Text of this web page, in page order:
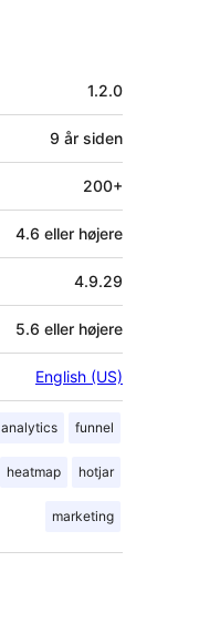
1.2.0
9 år siden
200+
4.6 eller højere
4.9.29
5.6 eller højere
English (US)
analytics funnel
heatmap hotjar
marketing